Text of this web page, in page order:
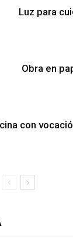
Luz para
Obra en
con